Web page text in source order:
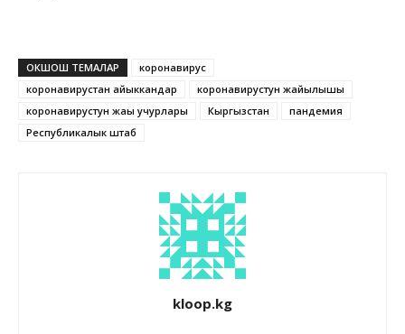
ОКШОШ ТЕМАЛАР
коронавирус
коронавирустан айыккандар
коронавирустун жайылышы
коронавирустун жаңы учурлары
Кыргызстан
пандемия
Республикалык штаб
kloop.kg